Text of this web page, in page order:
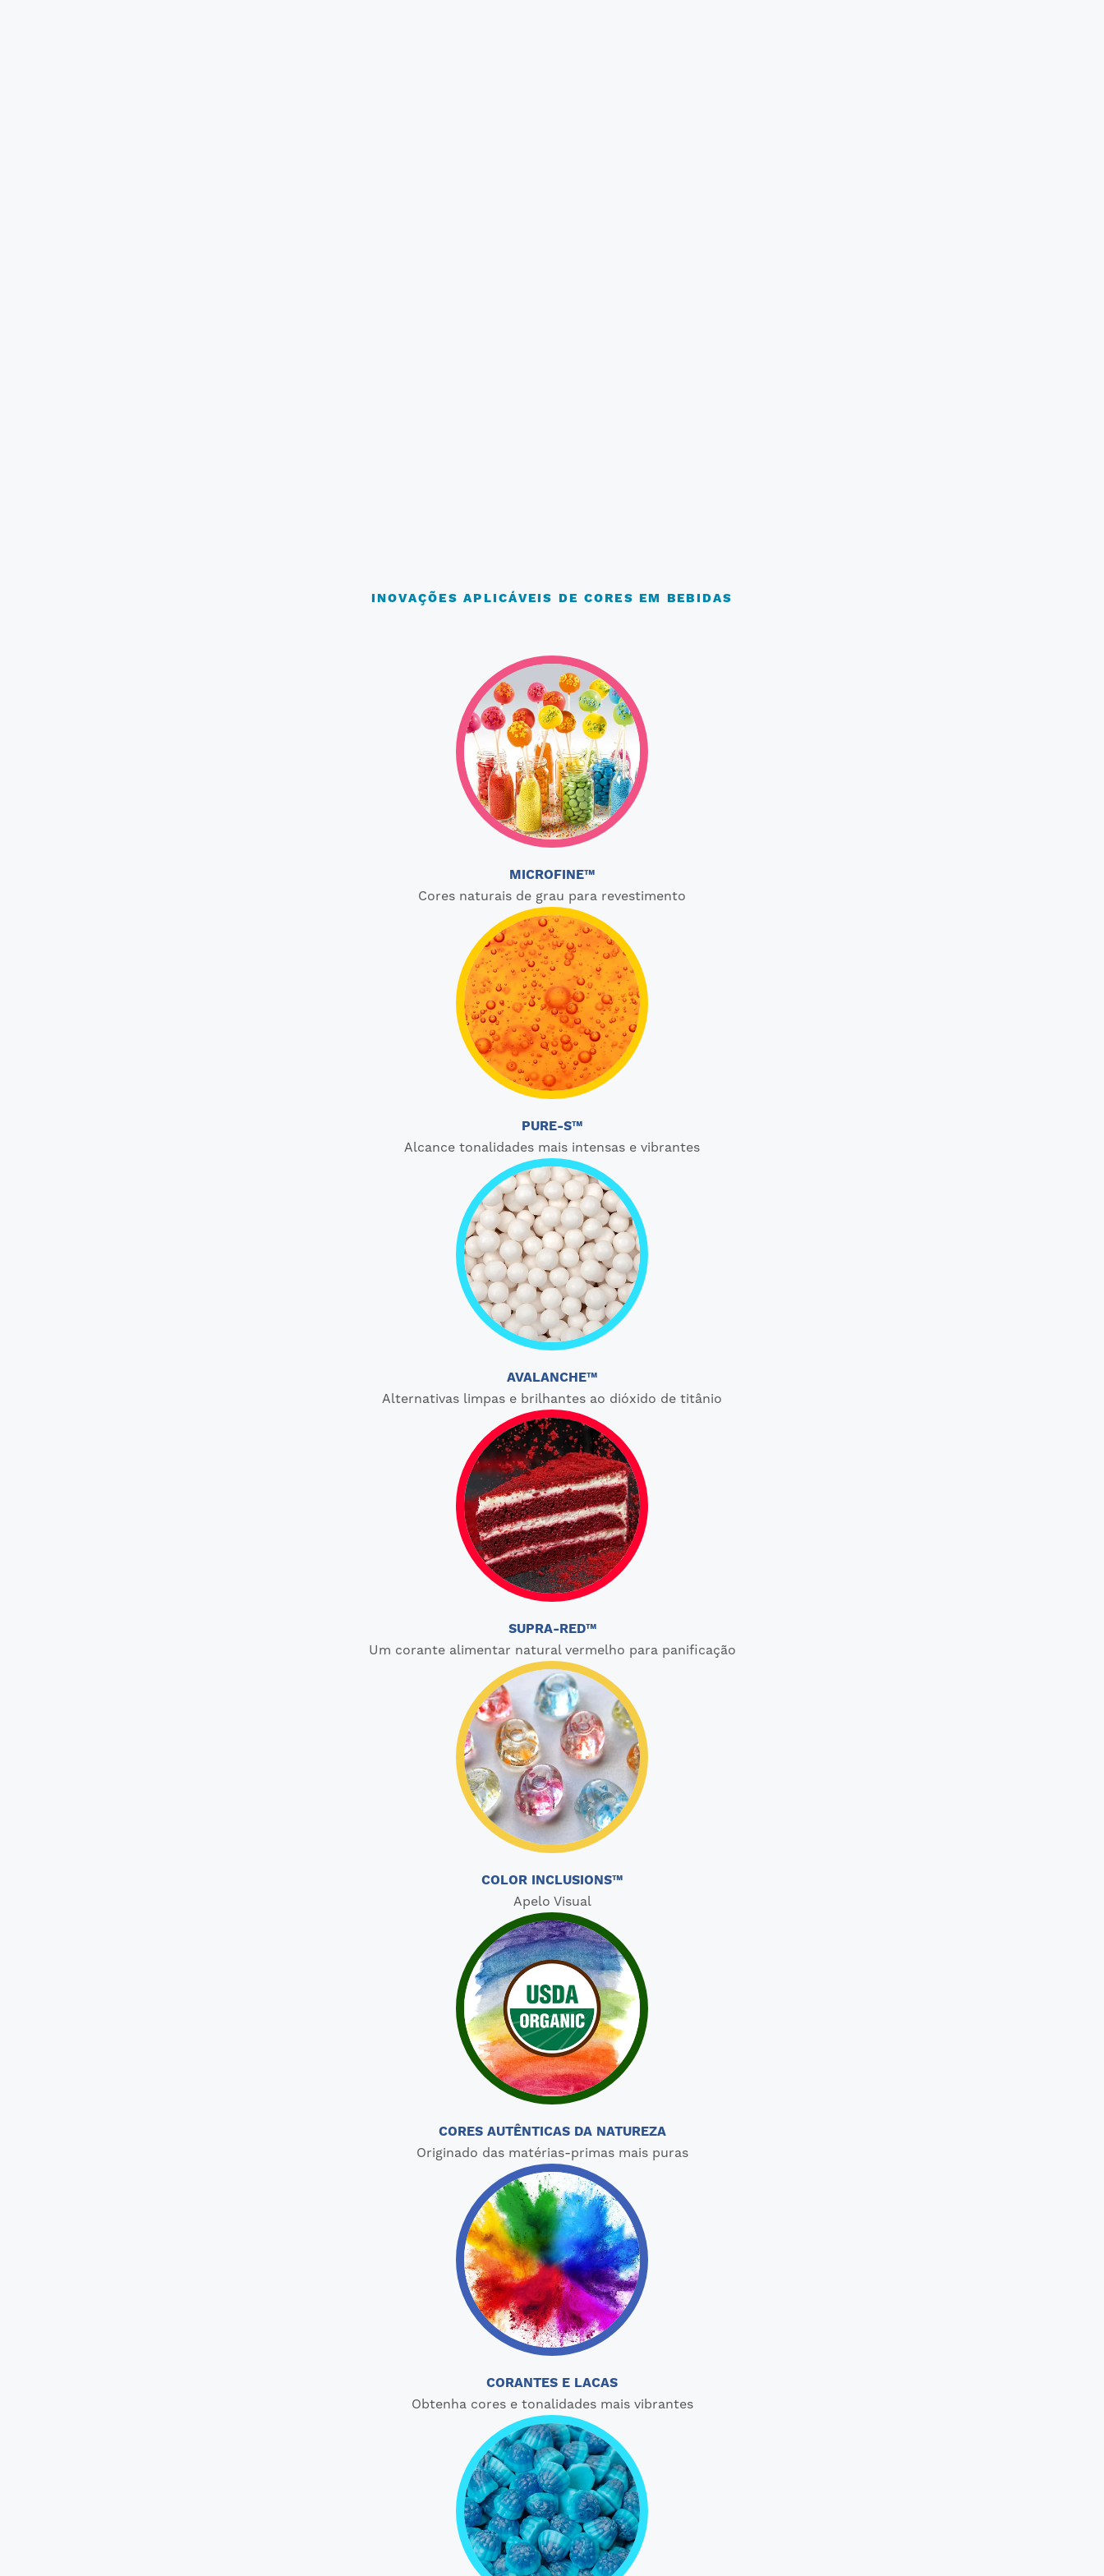
INOVAÇÕES APLICÁVEIS DE CORES EM BEBIDAS
MICROFINE™
Cores naturais de grau para revestimento
PURE-S™
Alcance tonalidades mais intensas e vibrantes
AVALANCHE™
Alternativas limpas e brilhantes ao dióxido de titânio
SUPRA-RED™
Um corante alimentar natural vermelho para panificação
COLOR INCLUSIONS™
Apelo Visual
CORES AUTÊNTICAS DA NATUREZA
Originado das matérias-primas mais puras
CORANTES E LACAS
Obtenha cores e tonalidades mais vibrantes